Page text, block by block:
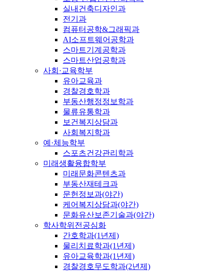
실내건축디자인과
전기과
컴퓨터공학&그래픽과
AI소프트웨어공학과
스마트기계공학과
스마트산업공학과
사회·교육학부
유아교육과
경찰경호학과
부동산행정정보학과
물류유통학과
보건복지상담과
사회복지학과
예·체능학부
스포츠건강관리학과
미래생활융합학부
미래문화콘텐츠과
부동산재테크과
문헌정보과(야간)
케어복지상담과(야간)
문화유산보존기술과(야간)
학사학위전공심화
간호학과(1년제)
물리치료학과(1년제)
유아교육학과(1년제)
경찰경호무도학과(2년제)